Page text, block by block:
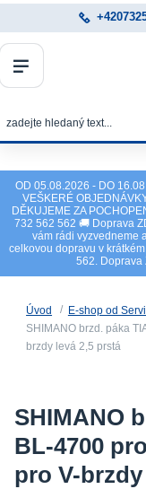
OD 05.08.2026 - DO
VEŠKERÉ
DĚKUJEME ZA
732 562 562 🚚 Doprava
vám rádi vyzvedneme
celkovou dopravu v
562. Doprava
Úvod E-shop od
SHIMANO brzd. páka
brzdy levá 2,5 prstá
SHIMANO
BL-4700
pro V-